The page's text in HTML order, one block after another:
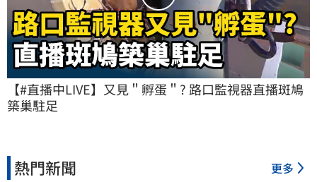
【#直播中LIVE】又見＂孵蛋＂? 路口監視器直播斑鳩
築巢駐足
熱門新聞 更多